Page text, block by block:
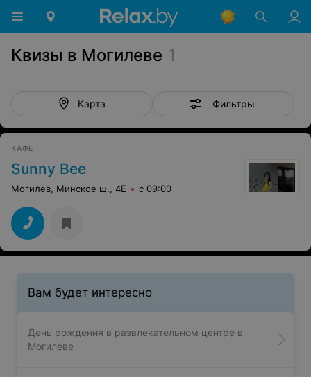
Квизы в Могилеве 1
Карта Фильтры
КАФЕ
Sunny Bee
Могилев, Минское ш., 4Е с 09:00
Вам будет интересно
День рождения в развлекательном центре в
Могилеве